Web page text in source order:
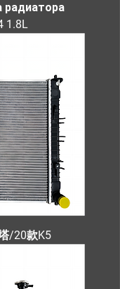
радиатора
1.8L
/20款K5